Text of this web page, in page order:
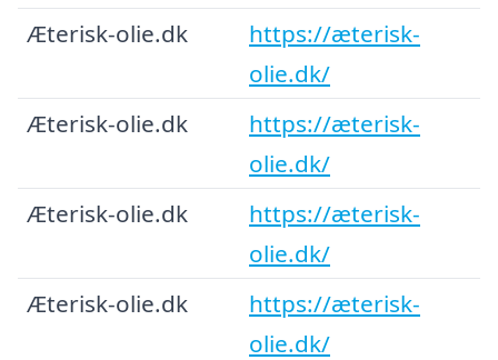
Æterisk-olie.dk
https://æterisk-
olie.dk/
Æterisk-olie.dk
https://æterisk-
olie.dk/
Æterisk-olie.dk
https://æterisk-
olie.dk/
Æterisk-olie.dk
https://æterisk-
olie.dk/